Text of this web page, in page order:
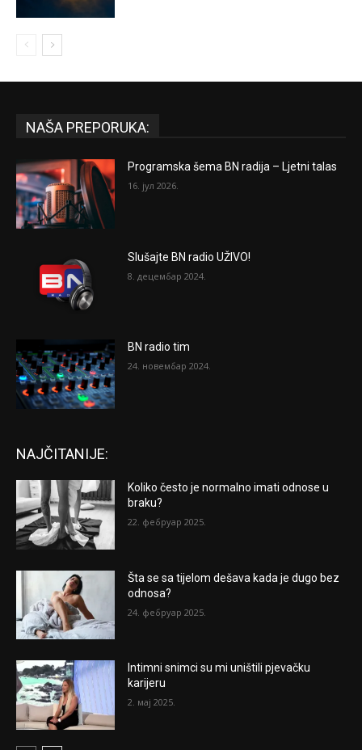
NAŠA PREPORUKA:
Programska šema BN radija – Ljetni talas
16. јул 2026.
Slušajte BN radio UŽIVO!
8. децембар 2024.
BN radio tim
24. новембар 2024.
NAJČITANIJE:
Koliko često je normalno imati odnose u
braku?
22. фебруар 2025.
Šta se sa tijelom dešava kada je dugo bez
odnosa?
24. фебруар 2025.
Intimni snimci su mi uništili pjevačku
karijeru
2. мај 2025.